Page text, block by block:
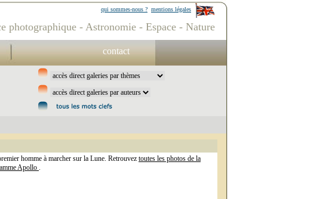
mentions légales
qui sommes-nous ?
photographique - Astronomie - Espace - Nature
contact
homme à marcher sur la Lune. Retrouvez toutes les photos de la
Apollo .